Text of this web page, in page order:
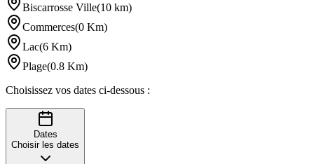
Biscarrosse Ville(10 km)
Commerces(0 Km)
Lac(6 Km)
Plage(0.8 Km)
Choisissez vos dates ci-dessous :
Dates
Choisir les dates